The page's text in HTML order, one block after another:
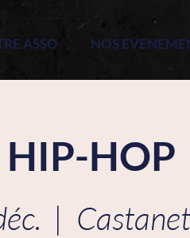
ASSO NOS
HIP-HOP
  |